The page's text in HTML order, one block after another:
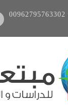
00962795763302